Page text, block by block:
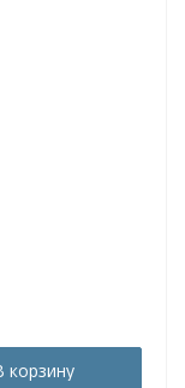
корзину